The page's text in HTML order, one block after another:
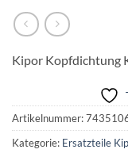
Kipor Kopfdichtung
Artikelnummer:
Kategorie: Ersatzteile